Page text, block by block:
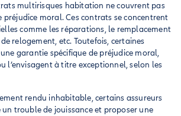
multirisques habitation ne couvrent pas
moral. Ces contrats se concentrent
comme les réparations, le remplacement
relogement, etc. Toutefois, certaines
garantie spécifique de préjudice moral,
l’envisagent à titre exceptionnel, selon les
rendu inhabitable, certains assureurs
trouble de jouissance et proposer une